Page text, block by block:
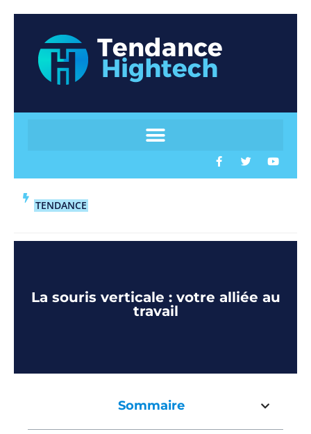
TENDANCE
La souris verticale : votre alliée au
travail
Sommaire